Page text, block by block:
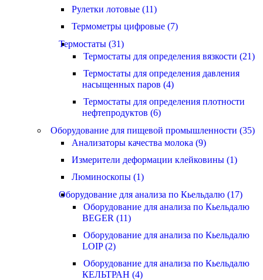
Рулетки лотовые (11)
Термометры цифровые (7)
Термостаты (31)
Термостаты для определения вязкости (21)
Термостаты для определения давления
насыщенных паров (4)
Термостаты для определения плотности
нефтепродуктов (6)
Оборудование для пищевой промышленности (35)
Анализаторы качества молока (9)
Измерители деформации клейковины (1)
Люминоскопы (1)
Оборудование для анализа по Кьельдалю (17)
Оборудование для анализа по Кьельдалю
BEGER (11)
Оборудование для анализа по Кьельдалю
LOIP (2)
Оборудование для анализа по Кьельдалю
КЕЛЬТРАН (4)